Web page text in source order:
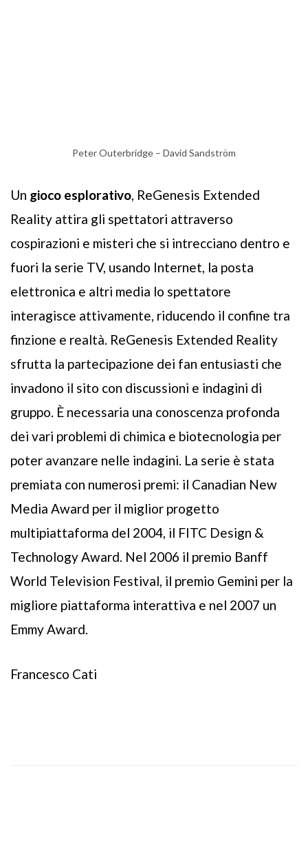
Peter Outerbridge – David Sandström
Un gioco esplorativo, ReGenesis Extended
Reality attira gli spettatori attraverso
cospirazioni e misteri che si intrecciano dentro e
fuori la serie TV, usando Internet, la posta
elettronica e altri media lo spettatore
interagisce attivamente, riducendo il confine tra
finzione e realtà. ReGenesis Extended Reality
sfrutta la partecipazione dei fan entusiasti che
invadono il sito con discussioni e indagini di
gruppo. È necessaria una conoscenza profonda
dei vari problemi di chimica e biotecnologia per
poter avanzare nelle indagini. La serie è stata
premiata con numerosi premi: il Canadian New
Media Award per il miglior progetto
multipiattaforma del 2004, il FITC Design &
Technology Award. Nel 2006 il premio Banff
World Television Festival, il premio Gemini per la
migliore piattaforma interattiva e nel 2007 un
Emmy Award.
Francesco Cati